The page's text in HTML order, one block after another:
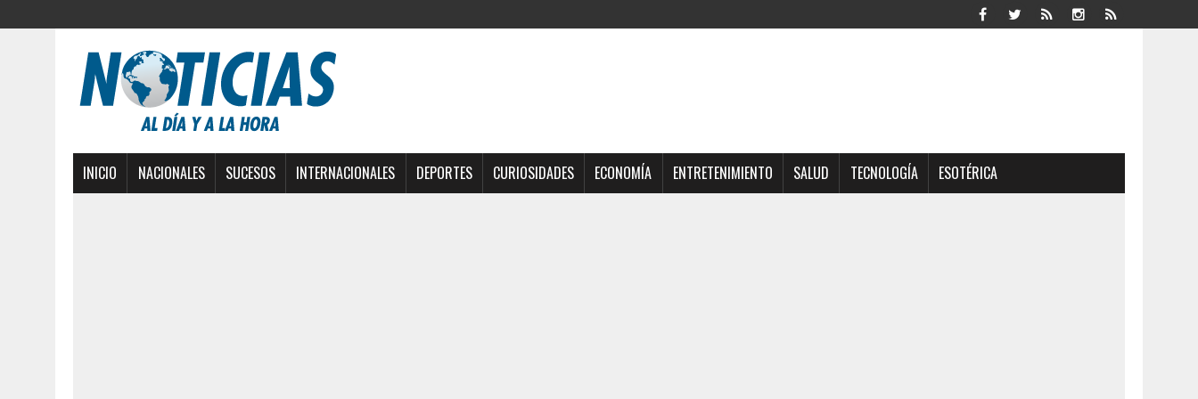
INICIO NACIONALES SUCESOS INTERNACIONALES DEPORTES CURIOSIDADES ECONOMÍA ENTRETENIMIENTO SALUD TECNOLOGÍA ESOTÉRICA